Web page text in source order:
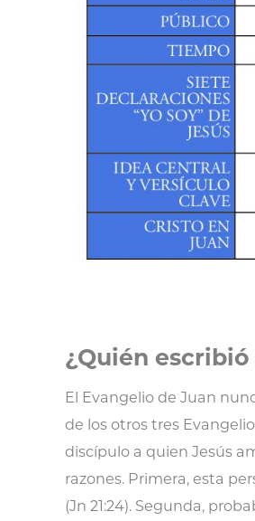
¿Quién
El Evangelio de Juan
de los otros tres
discípulo a quien Jesús
razones. Primera, esta
(Jn 21:24). Segunda,